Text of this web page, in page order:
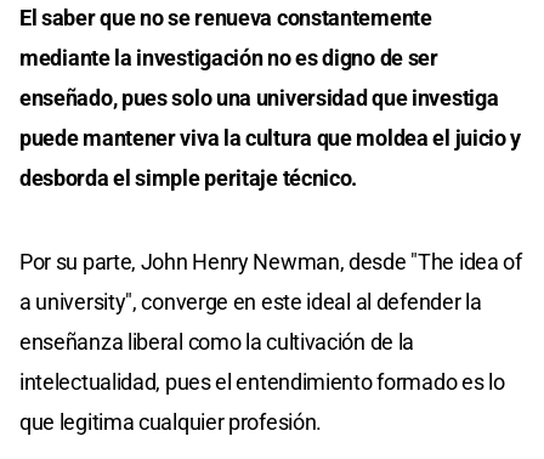
El saber que no se renueva constantemente
mediante la investigación no es digno de ser
enseñado, pues solo una universidad que investiga
puede mantener viva la cultura que moldea el juicio y
desborda el simple peritaje técnico.
Por su parte, John Henry Newman, desde "The idea of
a university", converge en este ideal al defender la
enseñanza liberal como la cultivación de la
intelectualidad, pues el entendimiento formado es lo
que legitima cualquier profesión.